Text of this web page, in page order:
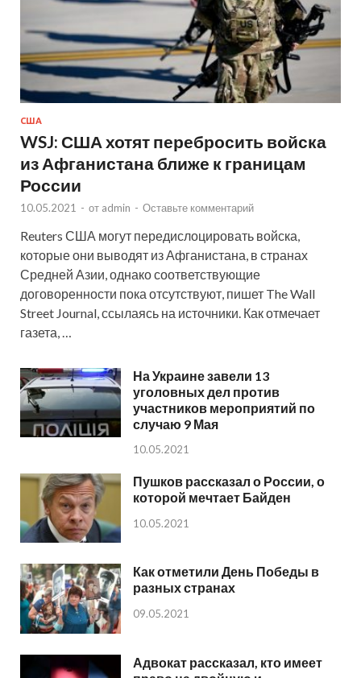
США
WSJ: США хотят перебросить войска
из Афганистана ближе к границам
России
10.05.2021 - от admin - Оставьте комментарий
Reuters США могут передислоцировать войска,
которые они выводят из Афганистана, в странах
Средней Азии, однако соответствующие
договоренности пока отсутствуют, пишет The Wall
Street Journal, ссылаясь на источники. Как отмечает
газета, …
На Украине завели 13
уголовных дел против
участников мероприятий по
случаю 9 Мая
10.05.2021
Пушков рассказал о России, о
которой мечтает Байден
10.05.2021
Как отметили День Победы в
разных странах
09.05.2021
Адвокат рассказал, кто имеет